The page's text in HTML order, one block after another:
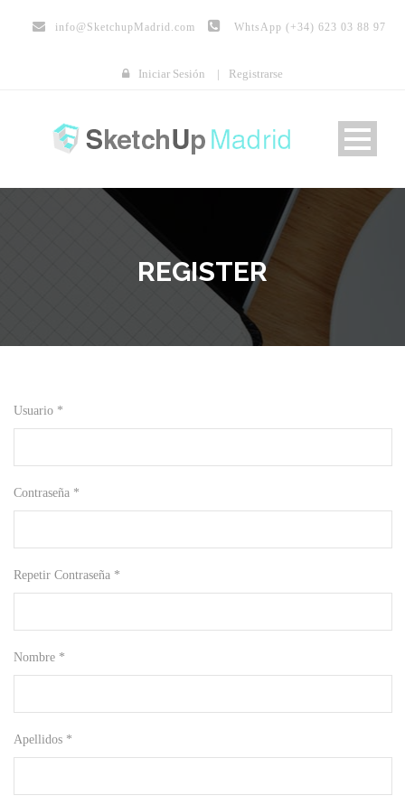
info@SketchupMadrid.com WhtsApp (+34) 623 03 88 97
Iniciar Sesión | Registrarse
REGISTER
Usuario *
Contraseña *
Repetir Contraseña *
Nombre *
Apellidos *